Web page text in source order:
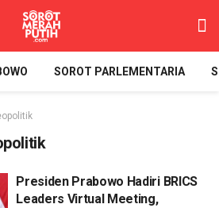
SOROT PARLEMENTARIA
Presiden Prabowo Hadiri BRICS
Leaders Virtual Meeting,